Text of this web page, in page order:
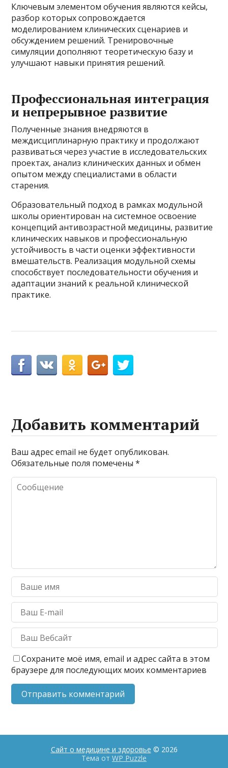
Ключевым элементом обучения являются кейсы,
разбор которых сопровождается
моделированием клинических сценариев и
обсуждением решений. Тренировочные
симуляции дополняют теоретическую базу и
улучшают навыки принятия решений.
Профессиональная интеграция
и непрерывное развитие
Полученные знания внедряются в
междисциплинарную практику и продолжают
развиваться через участие в исследовательских
проектах, анализ клинических данных и обмен
опытом между специалистами в области
старения.
Образовательный подход в рамках модульной
школы ориентирован на системное освоение
концепций антивозрастной медицины, развитие
клинических навыков и профессиональную
устойчивость в части оценки эффективности
вмешательств. Реализация модульной схемы
способствует последовательности обучения и
адаптации знаний к реальной клинической
практике.
Добавить комментарий
Ваш адрес email не будет опубликован.
Обязательные поля помечены*
Сохраните моё имя, email и адрес сайта в этом
браузере для последующих моих комментариев
Сайт о медицине и здоровье © 2026
Тема от WP Puzzle